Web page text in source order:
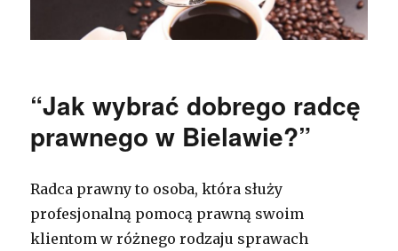
“Jak wybrać dobrego radcę
prawnego w Bielawie?”
Radca prawny to osoba, która służy
profesjonalną pomocą prawną swoim
klientom w różnego rodzaju sprawach